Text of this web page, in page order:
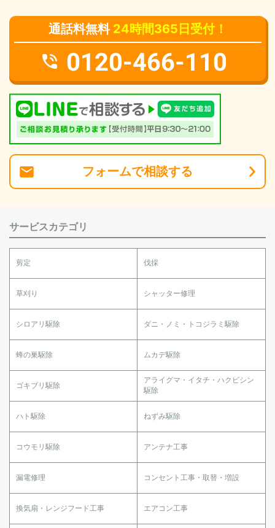
通話料無料 24時間365日受付！
0120-466-110
フォームで相談する
サービスカテゴリ
剪定 伐採
草刈り シャッター修理
シロアリ駆除 ダニ・ノミ・トコジラミ駆除
蜂の巣駆除 ムカデ駆除
ゴキブリ駆除
アライグマ・イタチ・ハクビシン
駆除
ハト駆除 ねずみ駆除
コウモリ駆除 アンテナ工事
漏電修理 コンセント工事・取替・増設
換気扇・レンジフード工事 エアコン工事